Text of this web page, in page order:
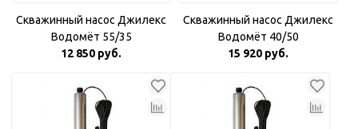
Скважинный насос Джилекс
Водомёт 55/35
12 850 руб.
Скважинный насос Джилекс
Водомёт 40/50
15 920 руб.